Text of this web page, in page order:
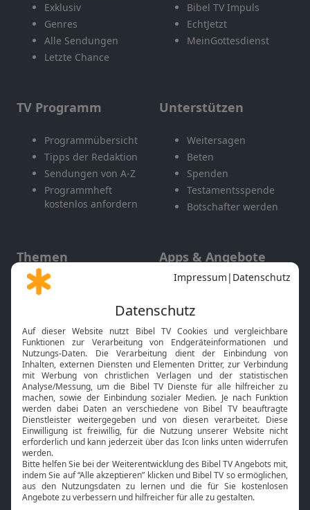
Exklusiv
Genres
Alle Sendungen
Letzte Chance
Bibel TV Impuls
EchtJetzt
MeinGottesdienst
TV Programm
Programmübersicht
Tipps der Redaktion
Sendungen von A-Z
Programmheft
kostenlos anfordern
Unterstützen
Weitersagen
Beten
Spenden
Testamentsspende
Botschafter werden
Themen
Gott und Bibel erklärt
Neuigkeiten
Apps & Angebote
Mobile App
Smart TV
HbbTV
Bibelthek Online-Bibel
Nächster Gottesdienst
Bibel TV
Über uns
Jobs
Service
Kontakt
TV-Empfang